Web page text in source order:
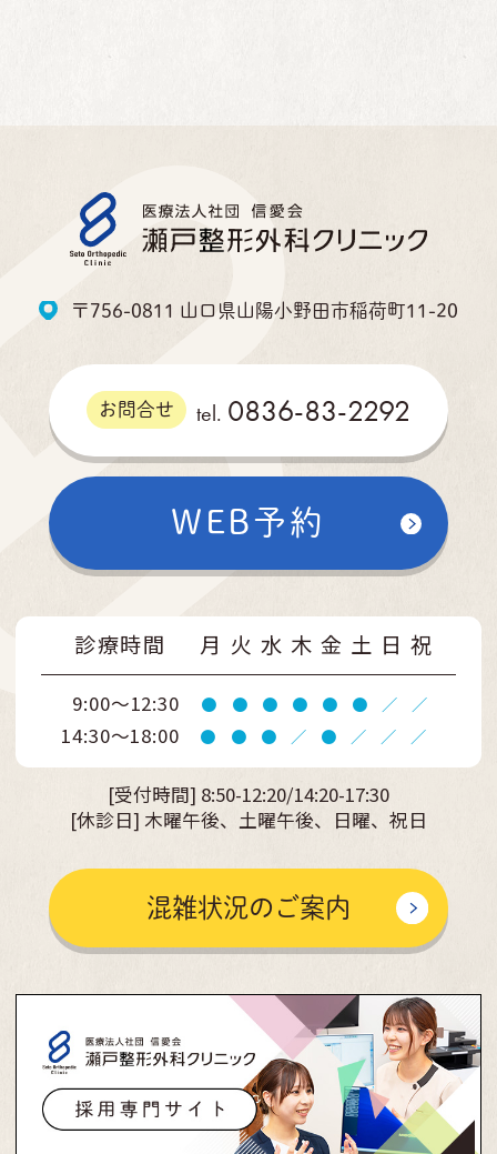
〒756-0811 山口県山陽小野田市稲荷町11-20
お問合せ tel. 0836-83-2292
WEB予約
診療時間 月 火 水 木 金 土 日 祝
9:00～12:30 ● ● ● ● ● ● ／ ／
14:30～18:00 ● ● ● ／ ● ／ ／ ／
[受付時間] 8:50-12:20/14:20-17:30
[休診日] 木曜午後、土曜午後、日曜、祝日
混雑状況のご案内